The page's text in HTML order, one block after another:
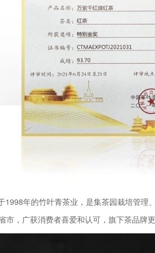
年的竹叶青茶业，是集茶园栽培管
，广获消费者喜爱和认可，旗下茶品牌